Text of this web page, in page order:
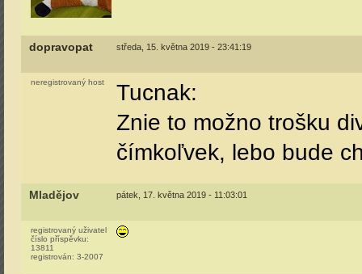
dopravopat středa, 15. května 2019 - 23:41:19
neregistrovaný host
Tucnak:
Znie to možno trošku
čímkoľvek, lebo bude
Mladějov pátek, 17. května 2019 - 11:03:01
registrovaný uživatel
číslo příspěvku:
13811
registrován: 3-2007